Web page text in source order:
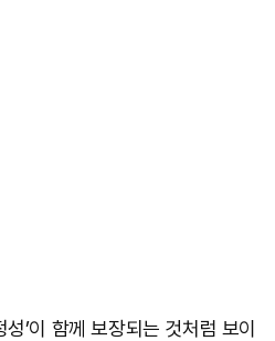
성’이 함께 보장되는 것처럼 보이